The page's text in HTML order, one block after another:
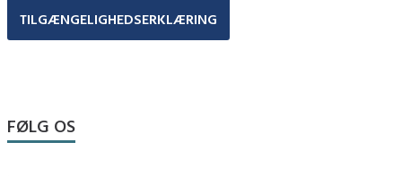
TILGÆNGELIGHEDSERKLÆRING
FØLG OS